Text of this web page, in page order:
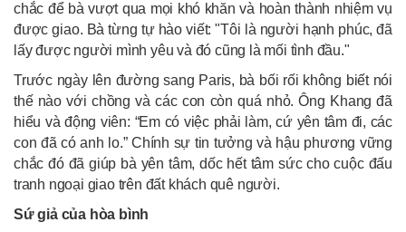
chắc để bà vượt qua mọi khó khăn và hoàn thành nhiệm vụ
được giao. Bà từng tự hào viết: "Tôi là người hạnh phúc, đã
lấy được người mình yêu và đó cũng là mối tình đầu."
Trước ngày lên đường sang Paris, bà bối rối không biết nói
thế nào với chồng và các con còn quá nhỏ. Ông Khang đã
hiểu và động viên: “Em có việc phải làm, cứ yên tâm đi, các
con đã có anh lo.” Chính sự tin tưởng và hậu phương vững
chắc đó đã giúp bà yên tâm, dốc hết tâm sức cho cuộc đấu
tranh ngoại giao trên đất khách quê người.
Sứ giả của hòa bình